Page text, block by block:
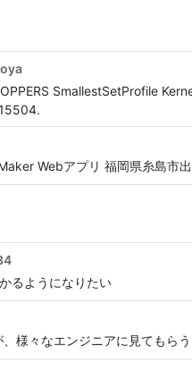
SmallestSetProfile
Webアプリ 福岡県糸島市
るようになりたい
様々なエンジニアに見てもら